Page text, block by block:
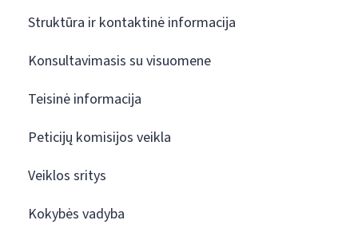
Struktūra ir kontaktinė informacija
Konsultavimasis su visuomene
Teisinė informacija
Peticijų komisijos veikla
Veiklos sritys
Kokybės vadyba